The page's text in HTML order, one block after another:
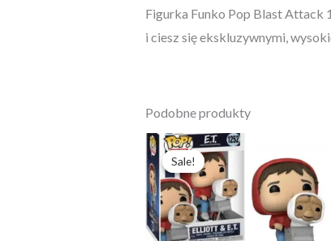
Figurka Funko Pop Blast Attack
i ciesz się ekskluzywnymi,
Podobne produkty
Sale!
Sale!
Pierwotna
cena
wynosiła:
242,31 zł.
wynosi:
186,39 zł.